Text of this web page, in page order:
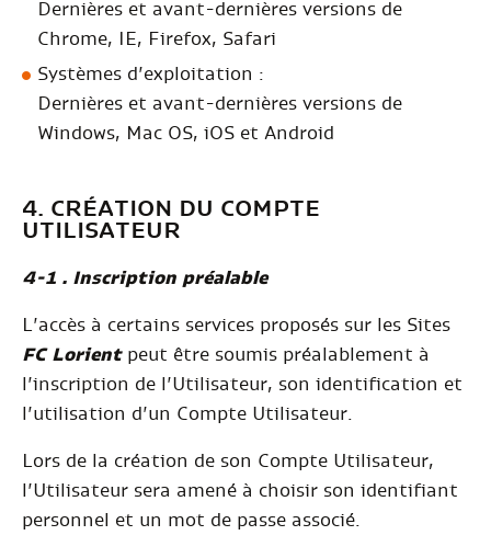
Dernières et avant-dernières versions de
Chrome, IE, Firefox, Safari
Systèmes d’exploitation :
Dernières et avant-dernières versions de
Windows, Mac OS, iOS et Android
4. CRÉATION DU COMPTE
UTILISATEUR
4-1 . Inscription préalable
L’accès à certains services proposés sur les Sites
FC Lorientpeut être soumis préalablement à
l’inscription de l’Utilisateur, son identification et
l’utilisation d’un Compte Utilisateur.
Lors de la création de son Compte Utilisateur,
l’Utilisateur sera amené à choisir son identifiant
personnel et un mot de passe associé.